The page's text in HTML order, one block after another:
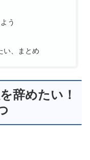
う
い、まとめ
辞めたい！